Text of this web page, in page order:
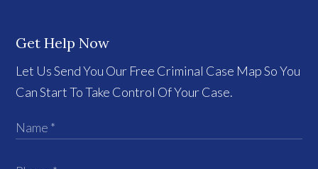
Get Help Now
Let Us Send You Our Free Criminal Case Map So You
Can Start To Take Control Of Your Case.